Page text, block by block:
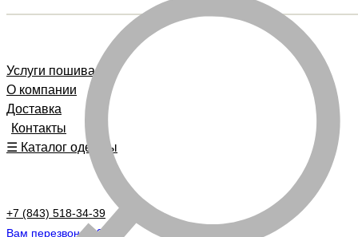
Услуги пошива
О компании
Доставка
Контакты
☰ Каталог одежды
+7 (843) 518-34-39
Вам перезвонить?